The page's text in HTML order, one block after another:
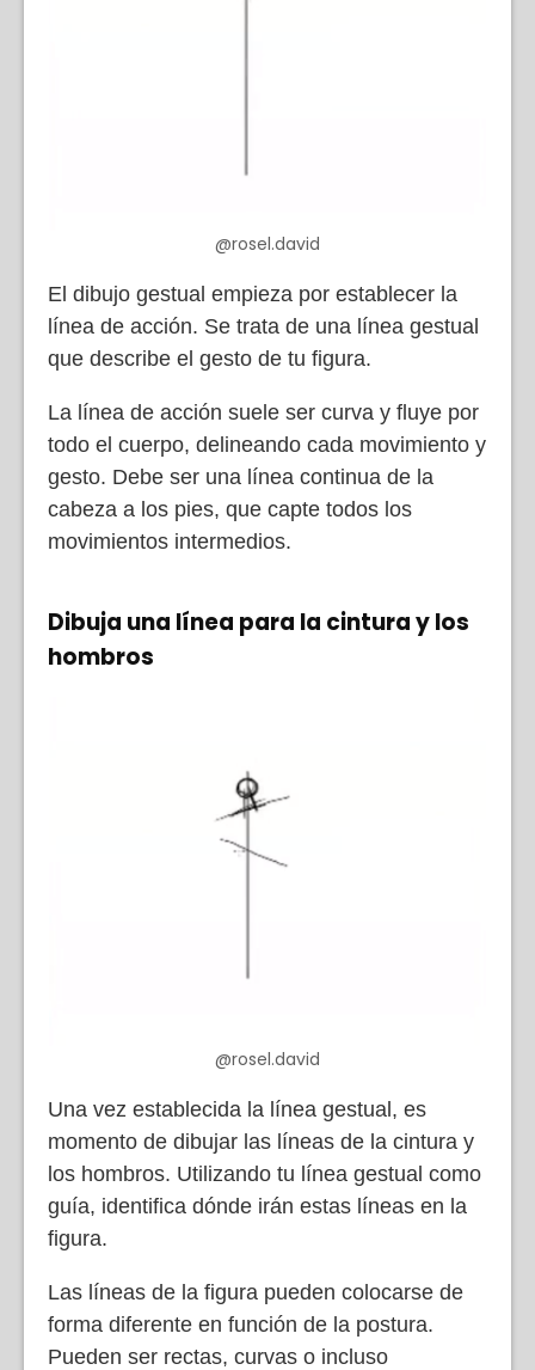
@rosel.david
El dibujo gestual empieza por establecer la
línea de acción. Se trata de una línea gestual
que describe el gesto de tu figura.
La línea de acción suele ser curva y fluye por
todo el cuerpo, delineando cada movimiento y
gesto. Debe ser una línea continua de la
cabeza a los pies, que capte todos los
movimientos intermedios.
Dibuja una línea para la cintura y los
hombros
@rosel.david
Una vez establecida la línea gestual, es
momento de dibujar las líneas de la cintura y
los hombros. Utilizando tu línea gestual como
guía, identifica dónde irán estas líneas en la
figura.
Las líneas de la figura pueden colocarse de
forma diferente en función de la postura.
Pueden ser rectas, curvas o incluso